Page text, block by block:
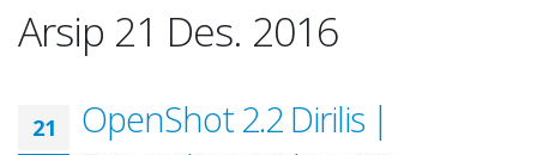
Arsip 21 Des. 2016
21
OpenShot 2.2 Dirilis |